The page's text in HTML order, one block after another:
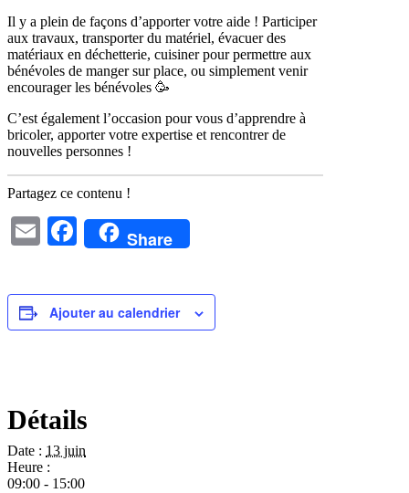
Il y a plein de façons d’apporter votre aide ! Participer
aux travaux, transporter du matériel, évacuer des
matériaux en déchetterie, cuisiner pour permettre aux
bénévoles de manger sur place, ou simplement venir
encourager les bénévoles 🥳
C’est également l’occasion pour vous d’apprendre à
bricoler, apporter votre expertise et rencontrer de
nouvelles personnes !
Partagez ce contenu !
EmailFacebook
Share
Ajouter au calendrier
Détails
Date : 13 juin
Heure :
09:00 - 15:00